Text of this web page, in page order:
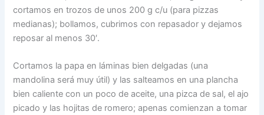
cortamos en trozos de unos 200 g c/u (para pizzas
medianas); bollamos, cubrimos con repasador y dejamos
reposar al menos 30′.
Cortamos la papa en láminas bien delgadas (una
mandolina será muy útil) y las salteamos en una plancha
bien caliente con un poco de aceite, una pizca de sal, el ajo
picado y las hojitas de romero; apenas comienzan a tomar